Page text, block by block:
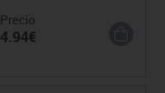
Precio
4.94€